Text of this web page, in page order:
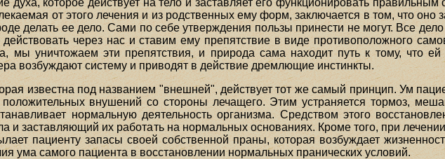
от этого лечения и из родственных ему форм, заключается в том, что оно
делать ее дело. Сами по себе утверждения пользы принести не могут. Все
через нас и ставим ему препятствие в виде противоположного
мы уничтожаем эти препятствия, и природа сама находит путь к тому, что
возбуждают систему и приводят в действие дремлющие инстинкты.
известна под названием "внешней", действует тот же самый принцип. Ум
внушений со стороны лечащего. Этим устраняется тормоз,
нормальную деятельность организма. Средством этого
и заставляющий их работать на нормальных основаниях. Кроме того, при
пациенту запасы своей собственной праны, которая возбуждает
ума самого пациента в восстановлении нормальных пранических условий.